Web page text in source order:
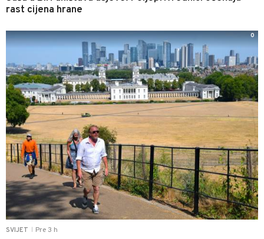
rast cijena hrane
SVIJET Pre 3 h
0